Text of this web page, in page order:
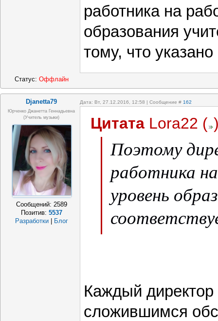
работника на
образования
тому, что
Статус: Оффлайн
Djanetta79 Дата: Вт, 27.12.2016, 12:58 | Сообщение # 162
Юрченко Джанетта Геннадьевна
(Учитель музыки)
Сообщений: 2589
Позитив: 5537
Разработки | Блог
Цитата Lora22 (
Поэтому
работника
уровень
Каждый директор
сложившимся